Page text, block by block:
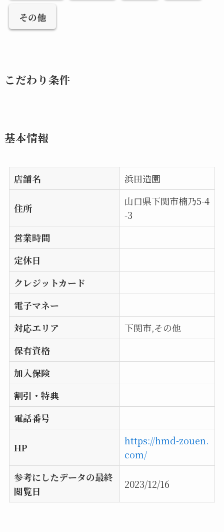
その他
こだわり条件
基本情報
店舗名 浜田造園
住所
山口県下関市楠乃5-4
-3
営業時間
定休日
クレジットカード
電子マネー
対応エリア
下関市,その他
保有資格
加入保険
割引・特典
電話番号
HP
https://hmd-zouen.
com/
参考にしたデータの最終
閲覧日
2023/12/16